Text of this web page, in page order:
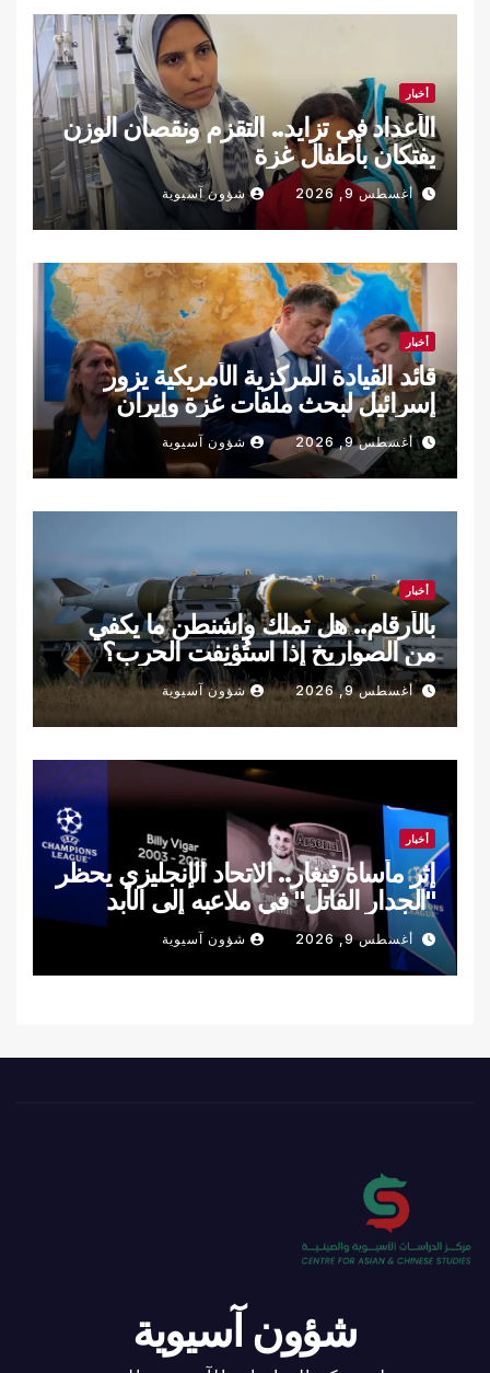
أخبار
الأعداد في تزايد.. التقزم ونقصان الوزن
يفتكان بأطفال غزة
أغسطس 9, 2026 شؤون آسيوية
أخبار
قائد القيادة المركزية الأمريكية يزور
إسرائيل لبحث ملفات غزة وإيران
أغسطس 9, 2026 شؤون آسيوية
أخبار
بالأرقام.. هل تملك واشنطن ما يكفي
من الصواريخ إذا استُؤنِفت الحرب؟
أغسطس 9, 2026 شؤون آسيوية
أخبار
إثر مأساة فيغار.. الاتحاد الإنجليزي يحظر
"الجدار القاتل" في ملاعبه إلى الأبد
أغسطس 9, 2026 شؤون آسيوية
شؤون آسيوية